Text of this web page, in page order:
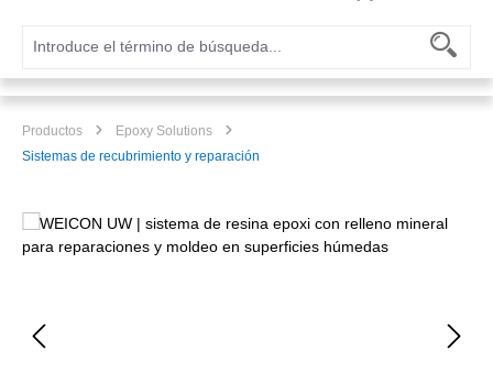
Productos
Epoxy Solutions
Sistemas de recubrimiento y reparación
Omitir galería de imágenes